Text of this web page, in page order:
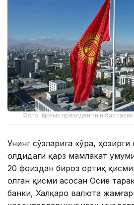
Фото: Қырғыз президентінің баспасөз
Унинг сўзларига кўра,
олдидаги қарз мамлакат
20 фоиздан бироз ортиқ
Қолган қисми асосан Осиё
банки, Халқаро валюта